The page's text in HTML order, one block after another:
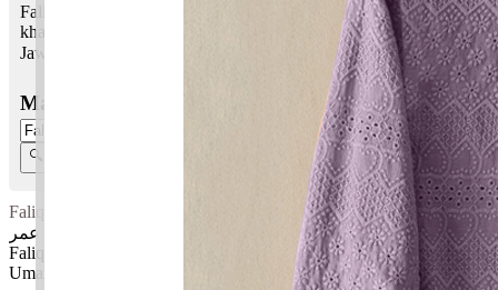
Faliq Umar bermaksud Cahaya; Yang memakmurkan, nama
khalifah
Jawi:
Masukkan Nama:
Faliq Umar
فالق عمر
Faliq: Cahaya
Umar: Yang memakmurkan, nama khalifah